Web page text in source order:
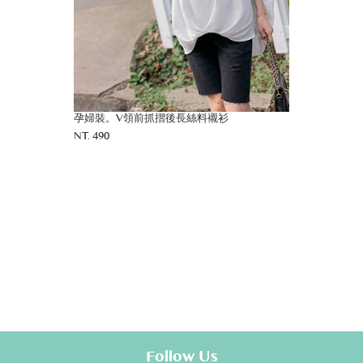
孕婦裝。V領前抓摺後長絲料襯衫
NT. 490
Follow Us